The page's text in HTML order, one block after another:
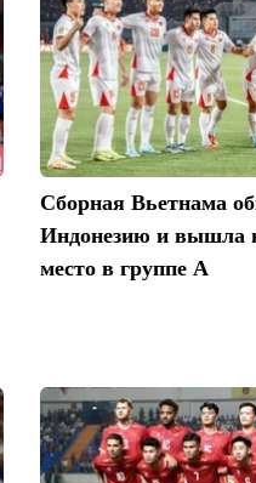
Сборная Вьетнама
Индонезию и вышла
место в группе A